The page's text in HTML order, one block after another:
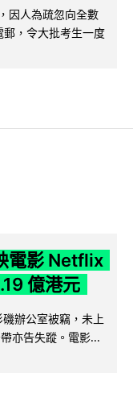
因人為疏忽向全數
，令大批考生一度
電影 Netflix
億港元
辦公室被竊，未上
亦告失蹤。電影...